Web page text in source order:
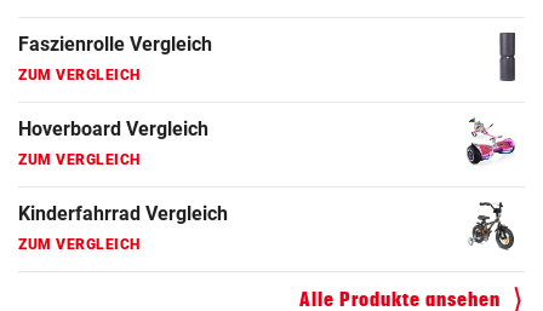
Faszienrolle Vergleich
ZUM VERGLEICH
Hoverboard Vergleich
ZUM VERGLEICH
Kinderfahrrad Vergleich
ZUM VERGLEICH
Alle Produkte ansehen